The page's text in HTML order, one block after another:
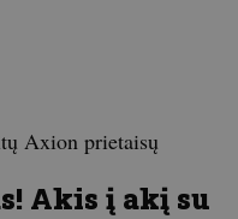
Axion prietaisų
Akis į akį su